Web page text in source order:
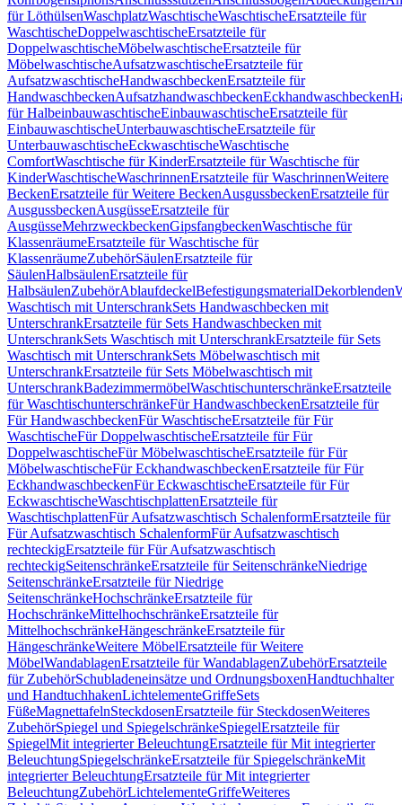
für LöthülsenWaschplatzWaschtischeWaschtischeErsatzteile für
WaschtischeDoppelwaschtischeErsatzteile für
DoppelwaschtischeMöbelwaschtischeErsatzteile für
MöbelwaschtischeAufsatzwaschtischeErsatzteile für
AufsatzwaschtischeHandwaschbeckenErsatzteile für
HandwaschbeckenAufsatzhandwaschbeckenEckhandwaschbecken
für HalbeinbauwaschtischeEinbauwaschtischeErsatzteile für
EinbauwaschtischeUnterbauwaschtischeErsatzteile für
UnterbauwaschtischeEckwaschtischeWaschtische
ComfortWaschtische für KinderErsatzteile für Waschtische für
KinderWaschtischeWaschrinnenErsatzteile für WaschrinnenWeitere
BeckenErsatzteile für Weitere BeckenAusgussbeckenErsatzteile für
AusgussbeckenAusgüsseErsatzteile für
AusgüsseMehrzweckbeckenGipsfangbeckenWaschtische für
KlassenräumeErsatzteile für Waschtische für
KlassenräumeZubehörSäulenErsatzteile für
SäulenHalbsäulenErsatzteile für
HalbsäulenZubehörAblaufdeckelBefestigungsmaterialDekorblenden
Waschtisch mit UnterschrankSets Handwaschbecken mit
UnterschrankErsatzteile für Sets Handwaschbecken mit
UnterschrankSets Waschtisch mit UnterschrankErsatzteile für Sets
Waschtisch mit UnterschrankSets Möbelwaschtisch mit
UnterschrankErsatzteile für Sets Möbelwaschtisch mit
UnterschrankBadezimmermöbelWaschtischunterschränkeErsatzteile
für WaschtischunterschränkeFür HandwaschbeckenErsatzteile für
Für HandwaschbeckenFür WaschtischeErsatzteile für Für
WaschtischeFür DoppelwaschtischeErsatzteile für Für
DoppelwaschtischeFür MöbelwaschtischeErsatzteile für Für
MöbelwaschtischeFür EckhandwaschbeckenErsatzteile für Für
EckhandwaschbeckenFür EckwaschtischeErsatzteile für Für
EckwaschtischeWaschtischplattenErsatzteile für
WaschtischplattenFür Aufsatzwaschtisch SchalenformErsatzteile für
Für Aufsatzwaschtisch SchalenformFür Aufsatzwaschtisch
rechteckigErsatzteile für Für Aufsatzwaschtisch
rechteckigSeitenschränkeErsatzteile für SeitenschränkeNiedrige
SeitenschränkeErsatzteile für Niedrige
SeitenschränkeHochschränkeErsatzteile für
HochschränkeMittelhochschränkeErsatzteile für
MittelhochschränkeHängeschränkeErsatzteile für
HängeschränkeWeitere MöbelErsatzteile für Weitere
MöbelWandablagenErsatzteile für WandablagenZubehörErsatzteile
für ZubehörSchubladeneinsätze und OrdnungsboxenHandtuchhalter
und HandtuchhakenLichtelementeGriffeSets
FüßeMagnettafelnSteckdosenErsatzteile für SteckdosenWeiteres
ZubehörSpiegel und SpiegelschränkeSpiegelErsatzteile für
SpiegelMit integrierter BeleuchtungErsatzteile für Mit integrierter
BeleuchtungSpiegelschränkeErsatzteile für SpiegelschränkeMit
integrierter BeleuchtungErsatzteile für Mit integrierter
BeleuchtungZubehörLichtelementeGriffeWeiteres